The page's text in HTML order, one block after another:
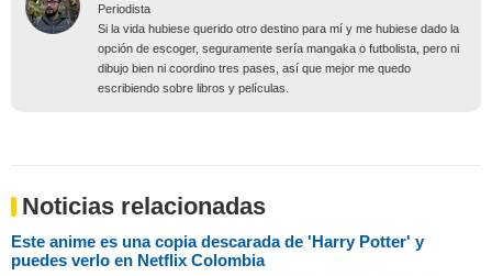
Periodista
Si la vida hubiese querido otro destino para mí y me hubiese dado la
opción de escoger, seguramente sería mangaka o futbolista, pero ni
dibujo bien ni coordino tres pases, así que mejor me quedo
escribiendo sobre libros y películas.
Noticias relacionadas
Este anime es una copia descarada de 'Harry Potter' y
puedes verlo en Netflix Colombia